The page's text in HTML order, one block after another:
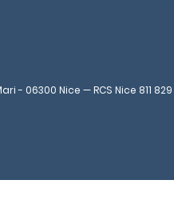
- 06300 Nice — RCS Nice 811